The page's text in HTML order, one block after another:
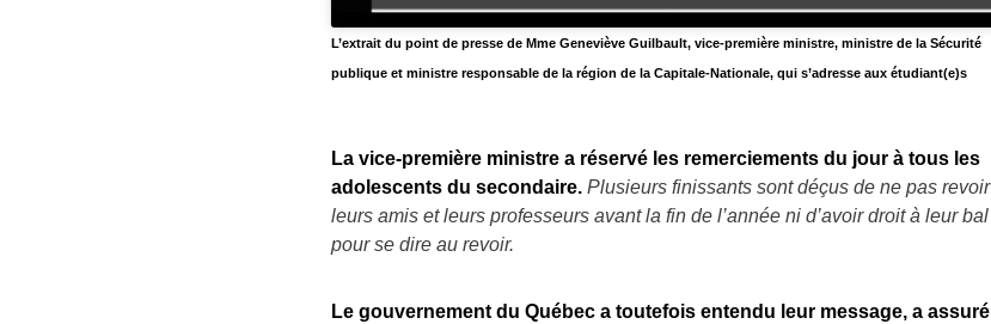
L’extrait du point de presse de Mme Geneviève Guilbault, vice-première ministre, ministre de la Sécurité
publique et ministre responsable de la région de la Capitale-Nationale, qui s’adresse aux étudiant(e)s
La vice-première ministre a réservé les remerciements du jour à tous les
adolescents du secondaire. Plusieurs finissants sont déçus de ne pas revoir
leurs amis et leurs professeurs avant la fin de l’année ni d’avoir droit à leur bal
pour se dire au revoir.
Le gouvernement du Québec a toutefois entendu leur message, a assuré